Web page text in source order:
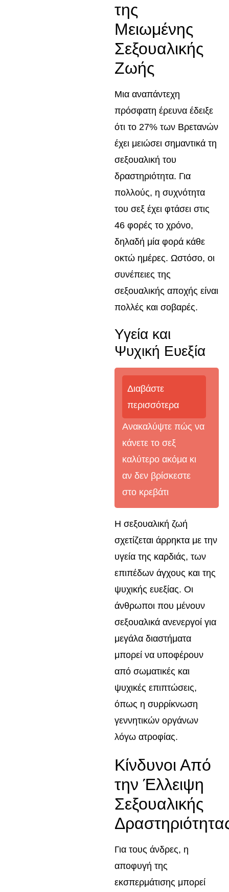
της
Μειωμένης
Σεξουαλικής
Ζωής
Μια αναπάντεχη
πρόσφατη έρευνα έδειξε
ότι το 27% των Βρετανών
έχει μειώσει σημαντικά τη
σεξουαλική του
δραστηριότητα. Για
πολλούς, η συχνότητα
του σεξ έχει φτάσει στις
46 φορές το χρόνο,
δηλαδή μία φορά κάθε
οκτώ ημέρες. Ωστόσο, οι
συνέπειες της
σεξουαλικής αποχής είναι
πολλές και σοβαρές.
Υγεία και
Ψυχική Ευεξία
Διαβάστε
περισσότερα
Ανακαλύψτε πώς να
κάνετε το σεξ
καλύτερο ακόμα κι
αν δεν βρίσκεστε
στο κρεβάτι
Η σεξουαλική ζωή
σχετίζεται άρρηκτα με την
υγεία της καρδιάς, των
επιπέδων άγχους και της
ψυχικής ευεξίας. Οι
άνθρωποι που μένουν
σεξουαλικά ανενεργοί για
μεγάλα διαστήματα
μπορεί να υποφέρουν
από σωματικές και
ψυχικές επιπτώσεις,
όπως η συρρίκνωση
γεννητικών οργάνων
λόγω ατροφίας.
Κίνδυνοι Από
την Έλλειψη
Σεξουαλικής
Για τους άνδρες, η
αποφυγή της
εκσπερμάτισης μπορεί